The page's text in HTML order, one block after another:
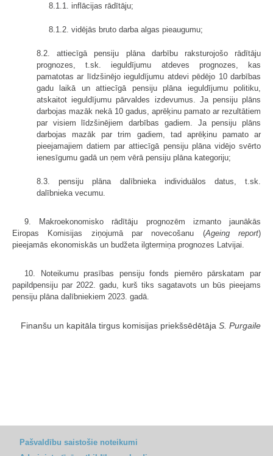
8.1.1. inflācijas rādītāju;
8.1.2. vidējās bruto darba algas pieaugumu;
8.2. attiecīgā pensiju plāna darbību raksturojošo rādītāju
prognozes, t.sk. ieguldījumu atdeves prognozes, kas
pamatotas ar līdzšinējo ieguldījumu atdevi pēdējo 10 darbības
gadu laikā un attiecīgā pensiju plāna ieguldījumu politiku,
atskaitot ieguldījumu pārvaldes izdevumus. Ja pensiju plāns
darbojas mazāk nekā 10 gadus, aprēķinu pamato ar rezultātiem
par visiem līdzšinējiem darbības gadiem. Ja pensiju plāns
darbojas mazāk par trim gadiem, tad aprēķinu pamato ar
pieejamajiem datiem par attiecīgā pensiju plāna vidējo svērto
ienesīgumu gadā un ņem vērā pensiju plāna kategoriju;
8.3. pensiju plāna dalībnieka individuālos datus, t.sk.
dalībnieka vecumu.
9. Makroekonomisko rādītāju prognozēm izmanto jaunākās
Eiropas Komisijas ziņojumā par novecošanu (Ageing report)
pieejamās ekonomiskās un budžeta ilgtermiņa prognozes Latvijai.
10. Noteikumu prasības pensiju fonds piemēro pārskatam par
papildpensiju par 2022. gadu, kurš tiks sagatavots un būs pieejams
pensiju plāna dalībniekiem 2023. gadā.
Finanšu un kapitāla tirgus komisijas priekšsēdētāja S. Purgaile
Pašvaldību saistošie noteikumi